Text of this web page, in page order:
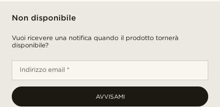
Non disponibile
Vuoi ricevere una notifica quando il prodotto tornerà
disponibile?
Indirizzo email *
AVVISAMI